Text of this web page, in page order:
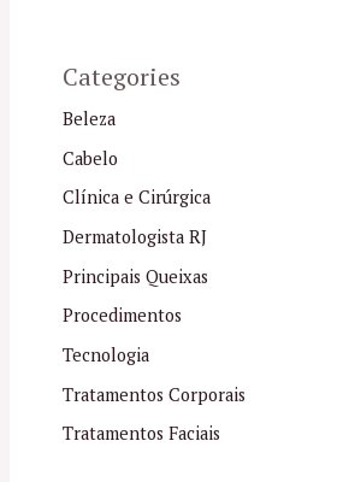
Categories
Beleza
Cabelo
Clínica e Cirúrgica
Dermatologista RJ
Principais Queixas
Procedimentos
Tecnologia
Tratamentos Corporais
Tratamentos Faciais